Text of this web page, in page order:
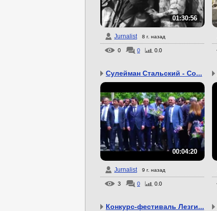
01:30:56
Jurnalist 8 г. назад
0 0 0.0
Сулейман Стальский - Со...
00:04:20
Jurnalist 9 г. назад
3 0 0.0
Конкурс-фестиваль Лезги...